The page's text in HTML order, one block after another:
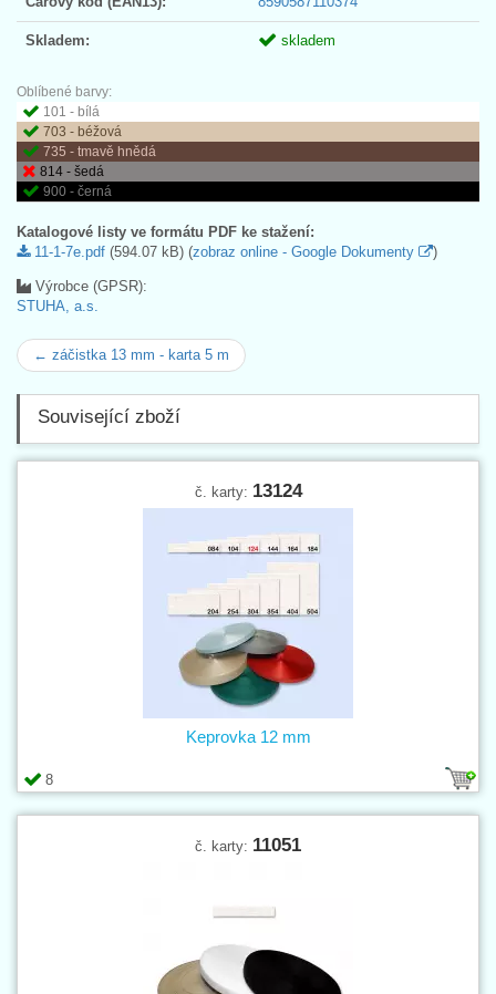
Skladem: skladem
Oblíbené barvy:
101 - bílá
703 - béžová
735 - tmavě hnědá
814 - šedá
900 - černá
Katalogové listy ve formátu PDF ke stažení:
11-1-7e.pdf (594.07 kB) (zobraz online - Google Dokumenty )
Výrobce (GPSR):
STUHA, a.s.
← záčistka 13 mm - karta 5 m
Související zboží
č. karty: 13124
8
Keprovka 12 mm
č. karty: 11051